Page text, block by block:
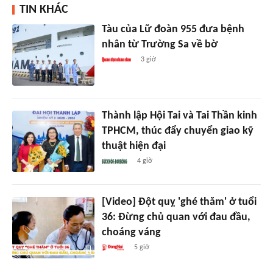
TIN KHÁC
Tàu của Lữ đoàn 955 đưa bệnh
nhân từ Trường Sa về bờ
3 giờ
Thành lập Hội Tai và Tai Thần kinh
TPHCM, thúc đẩy chuyển giao kỹ
thuật hiện đại
4 giờ
[Video] Đột quỵ 'ghé thăm' ở tuổi
36: Đừng chủ quan với đau đầu,
choáng váng
5 giờ